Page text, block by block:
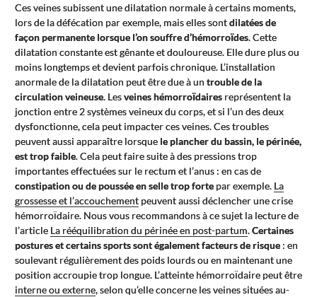
Ces veines subissent une dilatation normale à certains moments,
lors de la défécation par exemple, mais elles sontdilatées de
façon permanente lorsque l’on souffre d’hémorroïdes. Cette
dilatation constante est gênante et douloureuse. Elle dure plus ou
moins longtemps et devient parfois chronique. L’installation
anormale de la dilatation peut être due à un trouble de la
circulation veineuse. Lesveines hémorroïdaires représentent la
jonction entre 2 systèmes veineux du corps, et si l’un des deux
dysfonctionne, cela peut impacter ces veines. Ces troubles
peuvent aussi apparaître lorsque le plancher du bassin, le périnée,
est trop faible. Cela peut faire suite à des pressions trop
importantes effectuées sur le rectum et l’anus : en cas de
constipation ou de poussée en selle trop forte par exemple. La
grossesse et l’accouchement peuvent aussi déclencher une crise
hémorroïdaire. Nous vous recommandons à ce sujet la lecture de
l’article La rééquilibration du périnée en post-partum.Certaines
postures et certains sports sont également facteurs de risque : en
soulevant régulièrement des poids lourds ou en maintenant une
position accroupie trop longue. L’atteinte hémorroïdaire peut être
interne ou externe, selon qu’elle concerne les veines situées au-